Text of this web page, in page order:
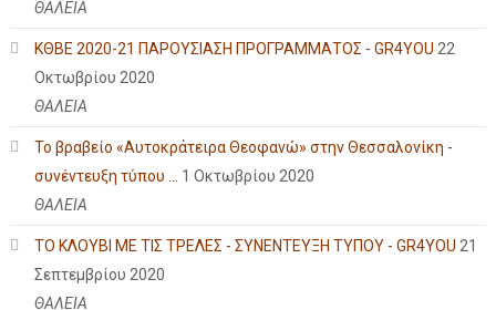
ΘΑΛΕΙΑ
ΚΘΒΕ 2020-21 ΠΑΡΟΥΣΙΑΣΗ ΠΡΟΓΡΑΜΜΑΤΟΣ - GR4YOU 22
Οκτωβρίου 2020
ΘΑΛΕΙΑ
Το βραβείο «Αυτοκράτειρα Θεοφανώ» στην Θεσσαλονίκη -
συνέντευξη τύπου ...
1 Οκτωβρίου 2020
ΘΑΛΕΙΑ
ΤΟ ΚΛΟΥΒΙ ΜΕ ΤΙΣ ΤΡΕΛΕΣ - ΣΥΝΕΝΤΕΥΞΗ ΤΥΠΟΥ - GR4YOU 21
Σεπτεμβρίου 2020
ΘΑΛΕΙΑ